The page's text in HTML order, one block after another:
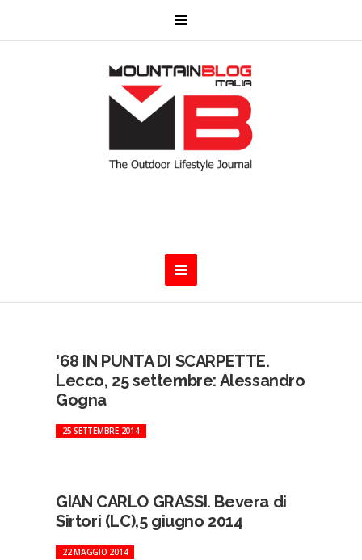
'68 IN PUNTA DI SCARPETTE.
Lecco, 25 settembre: Alessandro
Gogna
25 SETTEMBRE 2014
GIAN CARLO GRASSI. Bevera di
Sirtori (LC),5 giugno 2014
22 MAGGIO 2014